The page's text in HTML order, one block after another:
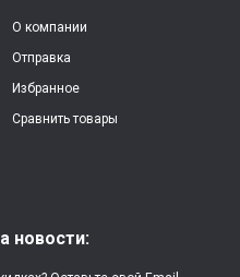
от ударов,
яркая, четкая
О компании
Отправка
Избранное
Сравнить товары
новости: